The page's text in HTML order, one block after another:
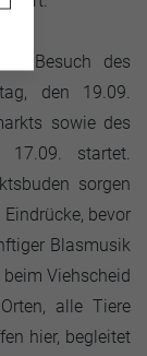
Besuch des
den 19.09.
sowie des
startet.
sorgen
bevor
Blasmusik
Viehscheid
alle Tiere
hier, begleitet